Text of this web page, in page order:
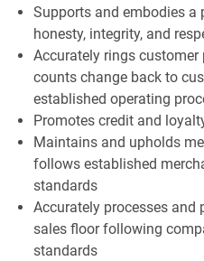
Supports and embodies a
honesty, integrity, and
Accurately rings
counts change back to
established operating
Promotes credit and
Maintains and upholds
follows established
standards
Accurately processes and
sales floor following
standards